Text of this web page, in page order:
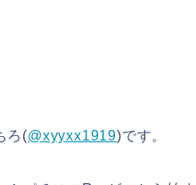
ろ(@xyyxx1919)です。